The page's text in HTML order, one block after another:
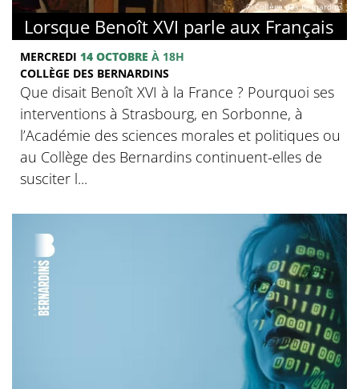
© Collège des Bernardins
Lorsque Benoît XVI parle aux Français
MERCREDI 14 OCTOBRE À 18H
COLLÈGE DES BERNARDINS
Que disait Benoît XVI à la France ? Pourquoi ses
interventions à Strasbourg, en Sorbonne, à
l’Académie des sciences morales et politiques ou
au Collège des Bernardins continuent-elles de
susciter l...